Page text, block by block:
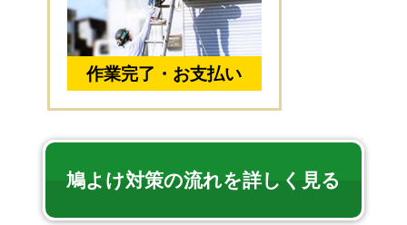
作業完了・お支払い
鳩よけ対策の流れを詳しく見る